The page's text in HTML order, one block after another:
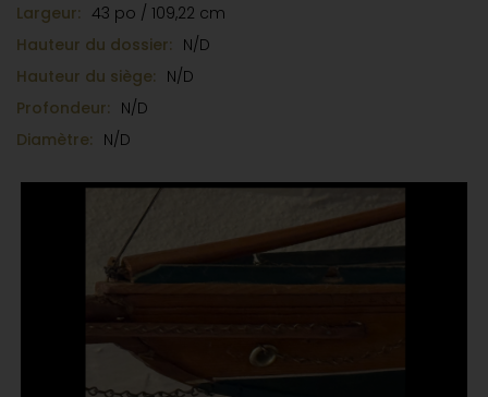
Largeur: 43 po / 109,22 cm
Hauteur du dossier: N/D
Hauteur du siège: N/D
Profondeur: N/D
Diamètre: N/D